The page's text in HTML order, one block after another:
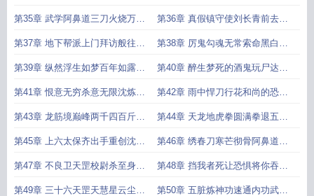
奴一人之下尽是蝼蚁 娘功德赏金三十两九钱
第35章 武学阿鼻道三刀火烧万花
楼谁人见了不称沈爷
第36章 真假镇守使刘长青前去面
见公子提升武学境界
第37章 地下帮派上门拜访般往古
峰镇威虎山公子之怒
第38章 厉鬼勾魂无常索命黑白无
常来袭
第39章 纵然浮生如梦百年如露也
当海枯石烂无穷无已
第40章 醉生梦死的酒鬼玩尸达人
花和尚追魂道人野狗儿
第41章 恨意无穷杀意无限沈炼入
魔刀劈追魂再杀教头
第42章 雨中悍刀行花和尚的恐惧
你到底是人是鬼
第43章 龙筋境巅峰两千四百斤巨
力十三太保之一执伞鬼
第44章 天龙地虎拳圆满拳退五境
执伞鬼做那万夫莫敌的吕布
第45章 上六太保齐出手重创沈炼
阿鼻道三刀圆满之境
第46章 绣春刀寒芒彻骨阿鼻道邪
念加身刀斩六大五境高手
第47章 不良卫天罡校尉杀至身前
无人何人能挡
第48章 挡我者死让恐惧将你吞噬
施主你入魔了
第49章 三十六天罡天慧星云尘大 第50章 五脏炼神功速通内功武学